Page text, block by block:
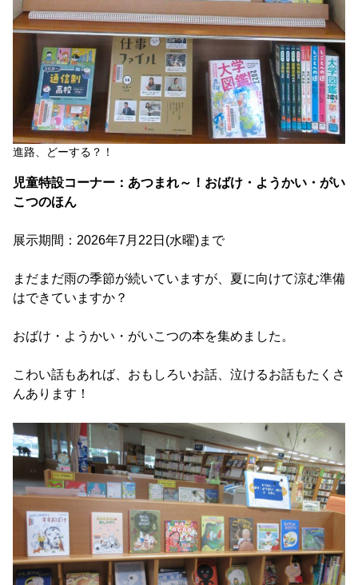
進路、どーする？！
児童特設コーナー：あつまれ～！おばけ・ようかい・がい
こつのほん
展示期間：2026年7月22日(水曜)まで
まだまだ雨の季節が続いていますが、夏に向けて涼む準備
はできていますか？
おばけ・ようかい・がいこつの本を集めました。
こわい話もあれば、おもしろいお話、泣けるお話もたくさ
んあります！